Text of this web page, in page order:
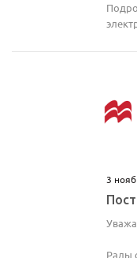
3
Рады